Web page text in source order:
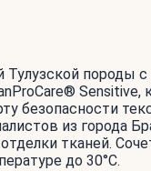
Тулузской
Sensitive,
безопасности
из города
тканей.
до 30°С.